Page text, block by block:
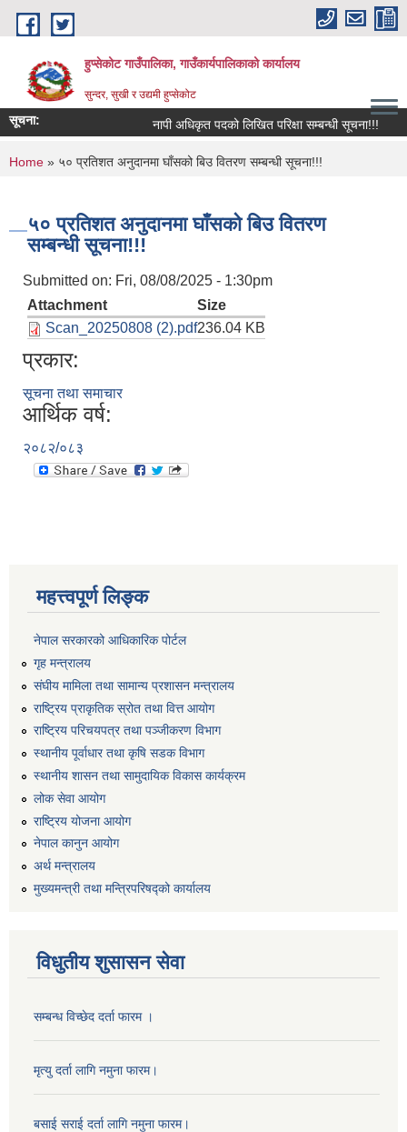
Skip to main content
हुप्सेकोट गाउँपालिका, गाउँकार्यपालिकाको कार्यालय
सुन्दर, सुखी र उद्यमी हुप्सेकोट
सूचना: नापी अधिकृत पदको लिखित परिक्षा सम्बन्धी सूचना!!!
You are here
Home » ५० प्रतिशत अनुदानमा घाँसको बिउ वितरण सम्बन्धी सूचना!!!
५० प्रतिशत अनुदानमा घाँसको बिउ वितरण
सम्बन्धी सूचना!!!
Submitted on: Fri, 08/08/2025 - 1:30pm
Attachment
Size
Scan_20250808 (2).pdf236.04 KB
प्रकार:
सूचना तथा समाचार
आर्थिक वर्ष:
२०८२/०८३
महत्त्वपूर्ण लिङ्क
नेपाल सरकारको आधिकारिक पोर्टल
गृह मन्त्रालय
संघीय मामिला तथा सामान्य प्रशासन मन्त्रालय
राष्ट्रिय प्राकृतिक स्रोत तथा वित्त आयोग
राष्ट्रिय परिचयपत्र तथा पञ्जीकरण विभाग
स्थानीय पूर्वाधार तथा कृषि सडक विभाग
स्थानीय शासन तथा सामुदायिक विकास कार्यक्रम
लोक सेवा आयोग
राष्ट्रिय योजना आयोग
नेपाल कानुन आयोग
अर्थ मन्त्रालय
मुख्यमन्त्री तथा मन्त्रिपरिषद्को कार्यालय
विधुतीय शुसासन सेवा
सम्बन्ध विच्छेद दर्ता फारम ।
मृत्यु दर्ता लागि नमुना फारम।
बसाई सराई दर्ता लागि नमुना फारम।